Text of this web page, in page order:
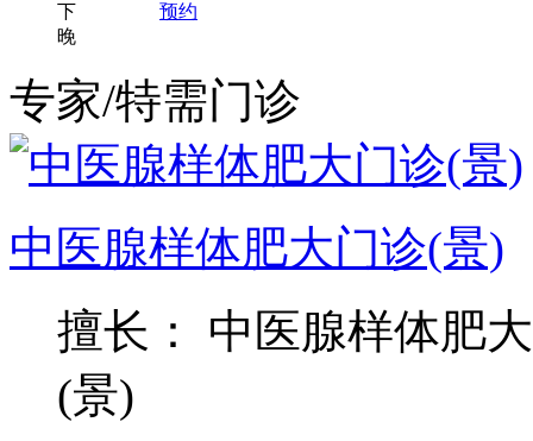
下
预约
晚
专家/特需门诊
中医腺样体肥大门诊(景)
擅长： 中医腺样体肥
(景)